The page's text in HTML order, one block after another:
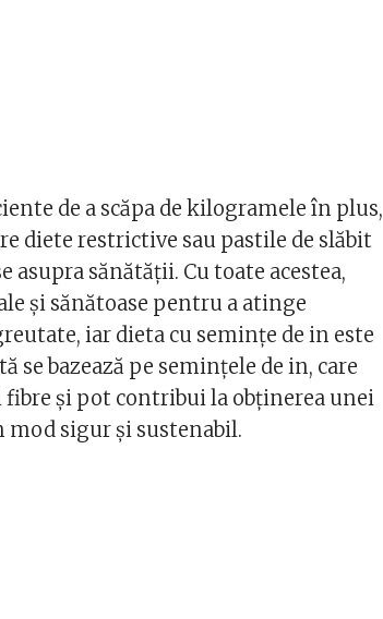
de a scăpa de kilogramele în plus,
diete restrictive sau pastile de slăbit
asupra sănătății. Cu toate acestea,
și sănătoase pentru a atinge
iar dieta cu semințe de in este
se bazează pe semințele de in, care
și pot contribui la obținerea unei
sigur și sustenabil.